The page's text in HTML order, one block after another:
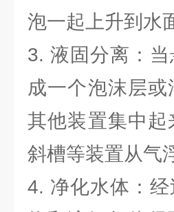
泡一起上升到水
3. 液固分离：
成一个泡沫层
其他装置集中
斜槽等装置从气
4. 净化水体：